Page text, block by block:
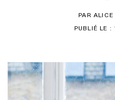
PAR
PUBLIÉ LE